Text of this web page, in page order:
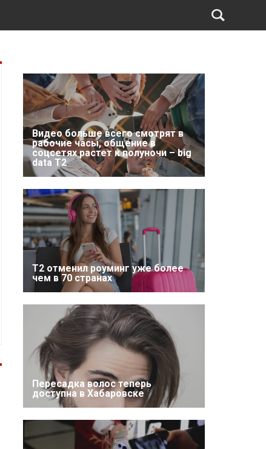
Видео больше всего смотрят в
рабочие часы, общение в
соцсетях растет к полуночи – big
data T2
Т2 отменил роуминг уже более
чем в 70 странах
Пересадка волос теперь
доступна в Хабаровске